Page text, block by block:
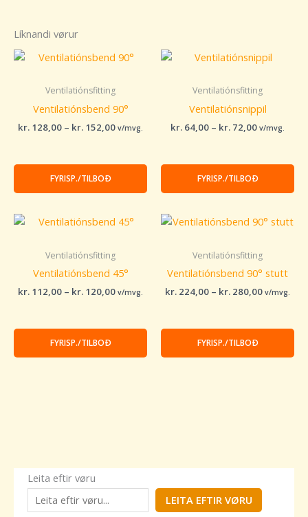
Leita eftir vøru
LEITA EFTIR VØRU
Líknandi vørur
Ventilatiónsfitting
Ventilatiónsbend 90°
kr. 128,00 – kr. 152,00
Price
through
v/mvg.
FYRISP./TILBOÐ
Ventilatiónsfitting
Ventilatiónsnippil
kr. 64,00 – kr. 72,00
Price
range:
through
v/mvg.
FYRISP./TILBOÐ
Ventilatiónsfitting
Ventilatiónsbend 45°
kr. 112,00 – kr. 120,00
Price
through
v/mvg.
FYRISP./TILBOÐ
Ventilatiónsfitting
Ventilatiónsbend 90° stutt
kr. 224,00 – kr. 280,00
Price
through
v/mvg.
FYRISP./TILBOÐ